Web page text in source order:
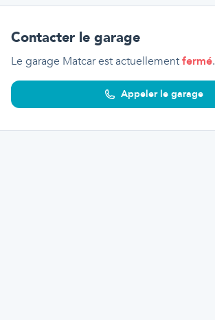
Contacter le garage
Le garage Matcarest actuellementfermé.
Appeler le garage